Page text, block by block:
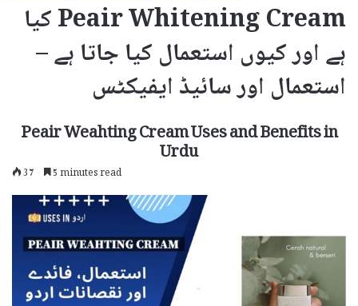
Peair Whitening Cream کیا
ہے اور کیوں استعمال کیا جاتا ہے –
استعمال اور سائیڈ ایفیکٹس
Peair Weahting Cream Uses and Benefits in
Urdu
37 5 minutes read